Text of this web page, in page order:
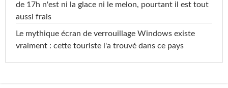
de 17h n'est ni la glace ni le melon, pourtant il est tout
aussi frais
Le mythique écran de verrouillage Windows existe
vraiment : cette touriste l'a trouvé dans ce pays